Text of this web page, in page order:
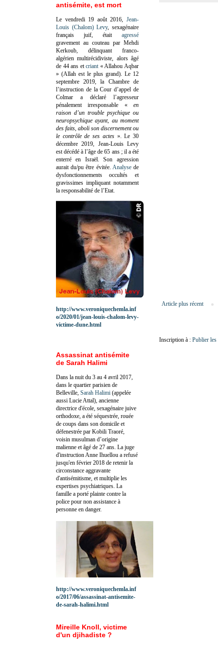
Article plus récent
Inscription à : Publier
antisémite, est mort
Le vendredi 19 août 2016, Jean-
Louis (Chalom) Levy, sexagénaire
français juif, était agressé
gravement au couteau par Mehdi
Kerkoub, délinquant franco-
algérien multirécidiviste, alors âgé
de 44 ans etcriant « Allahou Aqbar
» (Allah est le plus grand). Le 12
septembre 2019, la Chambre de
l’instruction de la Cour d’appel de
Colmar a déclaré l’agresseur
pénalement irresponsable «en
raison d’un trouble psychique ou
neuropsychique ayant, au moment
des faits, aboli son discernement ou
le contrôle de ses actes». Le 30
décembre 2019, Jean-Louis Levy
est décédé à l’âge de 65 ans ; il a été
enterré en Israël. Son agression
aurait du/pu être évitée. Analysede
dysfonctionnements occultés et
gravissimes impliquant notamment
la responsabilité de l’Etat.
http://www.veroniquechemla.inf
o/2020/01/jean-louis-chalom-levy-
victime-dune.html
Assassinat antisémite
de Sarah Halimi
Dans la nuit du 3 au 4 avril 2017,
dans le quartier parisien de
Belleville, Sarah Halimi (appelée
aussi Lucie Attal), ancienne
directrice d'école, sexagénaire juive
orthodoxe, a été séquestrée, rouée
de coups dans son domicile et
défenestrée par Kobili Traoré,
voisin musulman d’origine
malienne et âgé de 27 ans. La juge
d'instruction Anne Ihuellou a refusé
jusqu'en février 2018 de retenir la
circonstance aggravante
d'antisémitisme, et multiplie les
expertises psychiatriques. La
famille a porté plainte contre la
police pour non assistance à
personne en danger.
http://www.veroniquechemla.inf
o/2017/06/assassinat-antisemite-
de-sarah-halimi.html
Mireille Knoll, victime
d'un djihadiste ?